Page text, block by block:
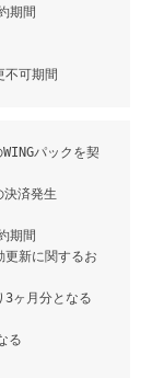
期間
不可期間
パックを契
済発生
期間
更新に関するお
3ヶ月分となる
る